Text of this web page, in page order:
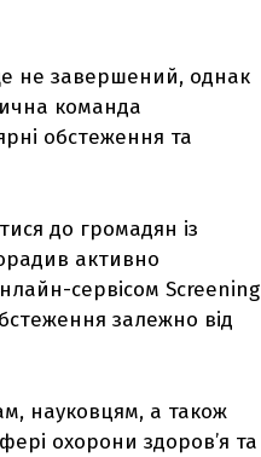
не завершений, однак
команда
обстеження та
до громадян із
активно
сервісом Screening
залежно від
науковцям, а також
охорони здоров’я та